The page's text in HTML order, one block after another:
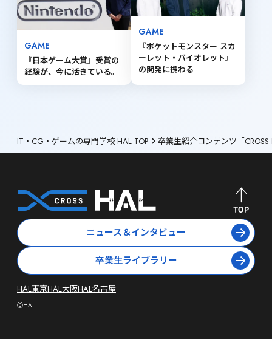
GAME
『日本ゲーム大賞』受賞の
経験が、今に活きている。
GAME
『ポケットモンスター スカ
ーレット・バイオレット』
の開発に携わる
IT・CG・ゲームの専門学校 HAL TOP 卒業生紹介コンテンツ「CROSS
ニュース＆インタビュー
卒業生ライブラリー
HAL東京HAL大阪HAL名古屋
ⒸHAL